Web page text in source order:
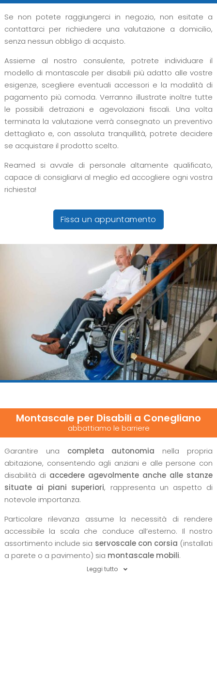
Se non potete raggiungerci in negozio, non esitate a
contattarci per richiedere una valutazione a domicilio,
senza nessun obbligo di acquisto.
Assieme al nostro consulente, potrete individuare il
modello di montascale per disabili più adatto alle vostre
esigenze, scegliere eventuali accessori e la modalità di
pagamento più comoda. Verranno illustrate inoltre tutte
le possibili detrazioni e agevolazioni fiscali. Una volta
terminata la valutazione verrà consegnato un preventivo
dettagliato e, con assoluta tranquillità, potrete decidere
se acquistare il prodotto scelto.
Reamed si avvale di personale altamente qualificato,
capace di consigliarvi al meglio ed accogliere ogni vostra
richiesta!
Fissa un appuntamento
Montascale per Disabili a Conegliano
abbattiamo le barriere
Garantire una completa autonomia nella propria
abitazione, consentendo agli anziani e alle persone con
disabilità di accedere agevolmente anche alle stanze
situate ai piani superiori, rappresenta un aspetto di
notevole importanza.
Particolare rilevanza assume la necessità di rendere
accessibile la scala che conduce all’esterno. Il nostro
assortimento include sia servoscale con corsia (installati
a parete o a pavimento) sia montascale mobili.
Leggi tutto